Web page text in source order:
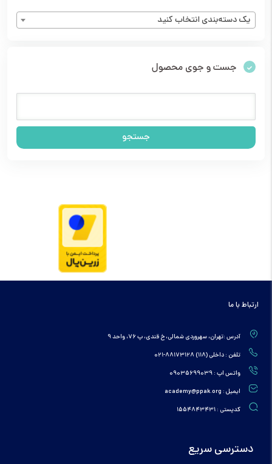
یک دسته‌بندی انتخاب کنید
جست و جوی محصول
ارتباط با ما
آدرس :تهران، سهروردی شمالی، خ قندی، پ 76، واحد 9
تلفن : داخلی (118) 88173128-021
واتس اپ : 09035699039
ایمیل : academy@ppak.org
کدپستی : 1554843431
دسترسی سریع